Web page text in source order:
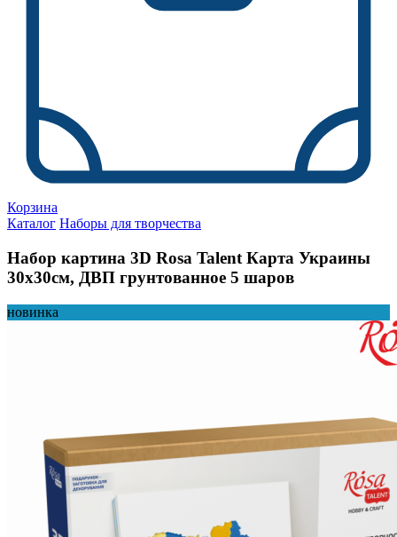
Корзина
Каталог Наборы для творчества
Набор картина 3D Rosa Talent Карта Украины
30х30см, ДВП грунтованное 5 шаров
новинка